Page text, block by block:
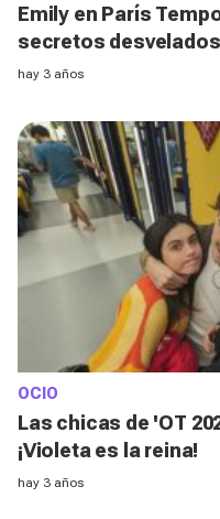
Emily en París
secretos
hay 3 años
OCIO
Las chicas de 'OT
¡Violeta es la reina!
hay 3 años